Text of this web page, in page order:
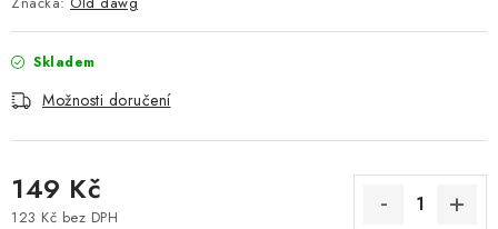
Skladem
Možnosti doručení
149 Kč
123 Kč bez DPH